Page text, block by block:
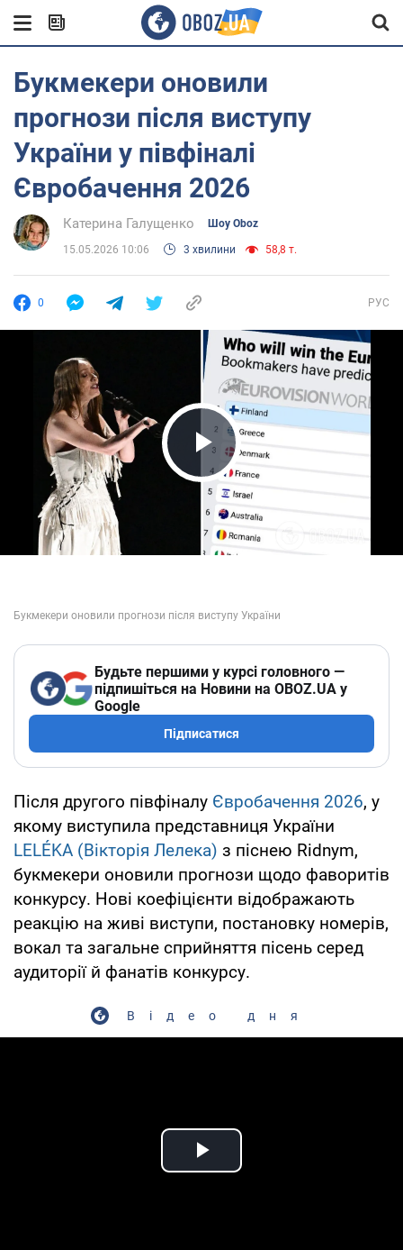
Букмекери оновили
прогнози після виступу
України у півфіналі
Євробачення 2026
Катерина Галущенко Шоу Oboz
15.05.2026 10:06 3 хвилини 58,8 т.
0 РУС
Play Video
Будьте першими у курсі головного —
підпишіться на Новини на OBOZ.UA у
Google
Підписатися
Після другого півфіналу Євробачення 2026, у
якому виступила представниця України
LELÉKA (Вікторія Лелека) з піснею Ridnym,
букмекери оновили прогнози щодо фаворитів
конкурсу. Нові коефіцієнти відображають
реакцію на живі виступи, постановку номерів,
вокал та загальне сприйняття пісень серед
аудиторії й фанатів конкурсу.
Відео дня
Play Video